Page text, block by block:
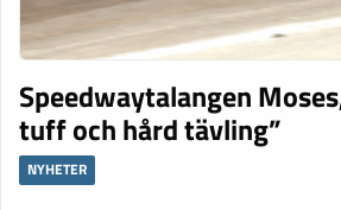
Speedwaytalangen
tuff och hård tävling”
NYHETER